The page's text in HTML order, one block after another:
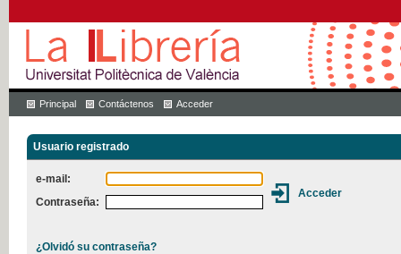
Principal Contáctenos Acceder
Usuario registrado
e-mail:
Contraseña:
¿Olvidó su contraseña?